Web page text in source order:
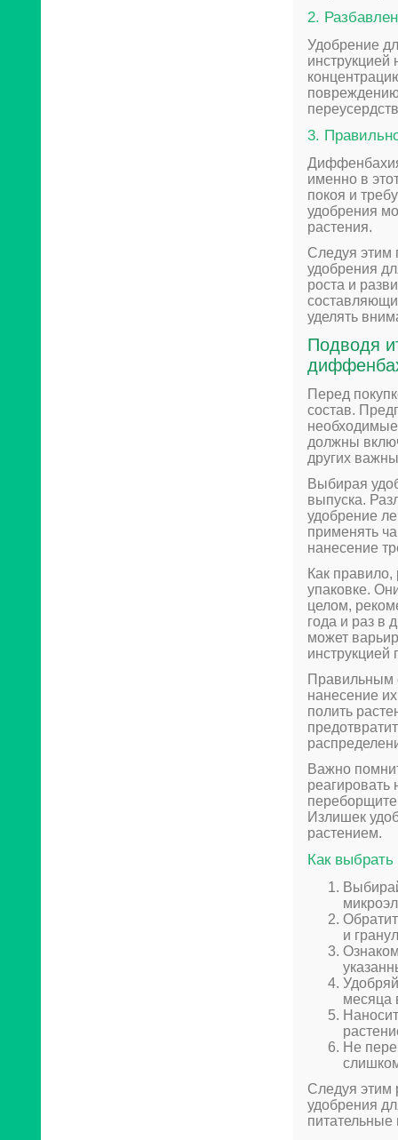
2.
Удобрение
3.
Диффенбахия
именно в
покоя и
удобрения
растения.
Следуя этим
удобрения
роста и
уделять
Подводя
Перед
состав.
должны
других
Выбирая
выпуска.
удобрение
применять
нанесение
Как
упаковке.
целом,
года и раз в
может
Правильным
нанесение
полить
Важно
реагировать
переборщите
Излишек
растением.
Как
и
месяца
Не
Следуя этим
удобрения
питательные